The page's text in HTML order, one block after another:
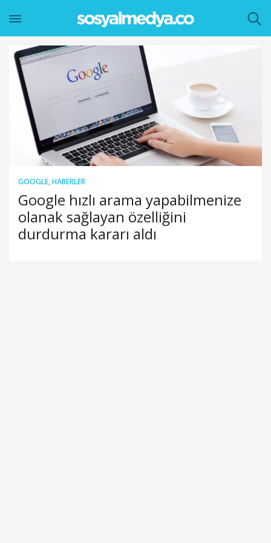
GOOGLE,HABERLER
Google hızlı arama yapabilmenize
olanak sağlayan özelliğini
durdurma kararı aldı